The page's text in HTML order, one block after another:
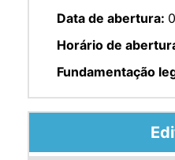
Data de abertura:
Horário de
Fundamentação